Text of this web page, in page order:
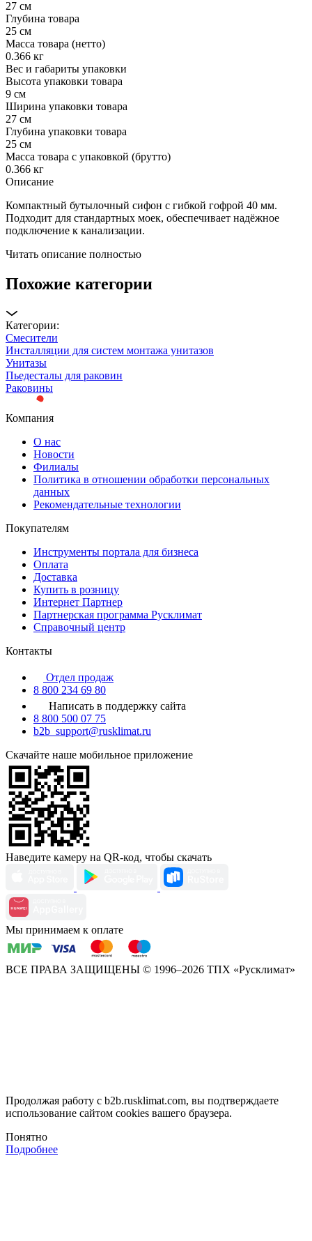
27 см
Глубина товара
25 см
Масса товара (нетто)
0.366 кг
Вес и габариты упаковки
Высота упаковки товара
9 см
Ширина упаковки товара
27 см
Глубина упаковки товара
25 см
Масса товара с упаковкой (брутто)
0.366 кг
Описание
Компактный бутылочный сифон с гибкой гофрой 40 мм.
Подходит для стандартных моек, обеспечивает надёжное
подключение к канализации.
Читать описание полностью
Похожие категории
Категории:
Смесители
Инсталляции для систем монтажа унитазов
Унитазы
Пьедесталы для раковин
Раковины
Компания
О нас
Новости
Филиалы
Политика в отношении обработки персональных
данных
Рекомендательные технологии
Покупателям
Инструменты портала для бизнеса
Оплата
Доставка
Купить в розницу
Интернет Партнер
Партнерская программа Русклимат
Справочный центр
Контакты
Отдел продаж
8 800 234 69 80
Написать в поддержку сайта
8 800 500 07 75
b2b_support@rusklimat.ru
Скачайте наше мобильное приложение
Наведите камеру на QR-код, чтобы скачать
Мы принимаем к оплате
ВСЕ ПРАВА ЗАЩИЩЕНЫ © 1996–2026 ТПХ «Русклимат»
Продолжая работу с b2b.rusklimat.com, вы подтверждаете
использование сайтом cookies вашего браузера.
Понятно
Подробнее